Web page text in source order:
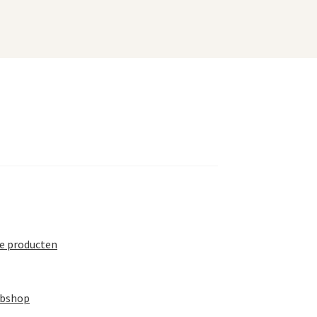
producten